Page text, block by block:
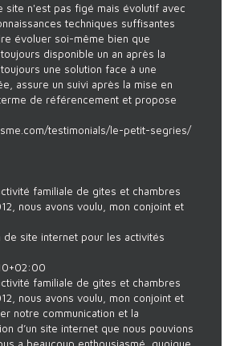
site n'est pas figé mais évolutif avec
techniques suffisantes
évoluer soi-même bien que
disponible un an après la
une solution face à une
assure un suivi après la mise en
de référencement et propose
testimonials/le-petit-segries/
familiale de gites et chambres
nous avons voulu, mon conjoint et
de site internet pour les activités
familiale de gites et chambres
nous avons voulu, mon conjoint et
notre communication et la
d’un site internet que nous pouvions